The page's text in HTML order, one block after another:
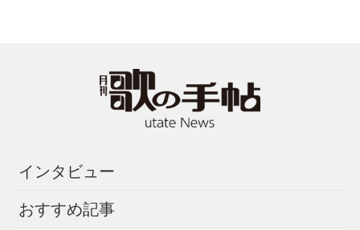
インタビュー
おすすめ記事